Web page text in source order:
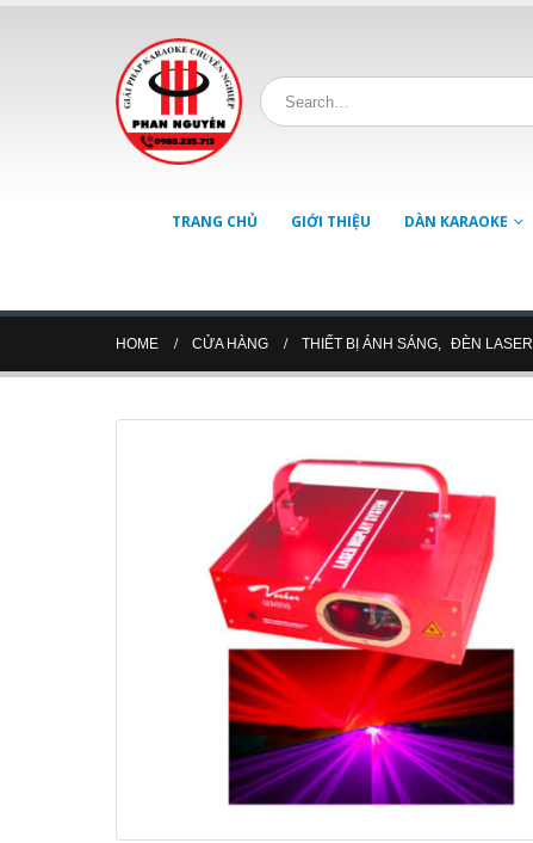
TRANG CHỦ GIỚI THIỆU DÀN KARAOKE
HOME CỬA HÀNG THIẾT BỊ ÁNH SÁNG, ĐÈN LASER